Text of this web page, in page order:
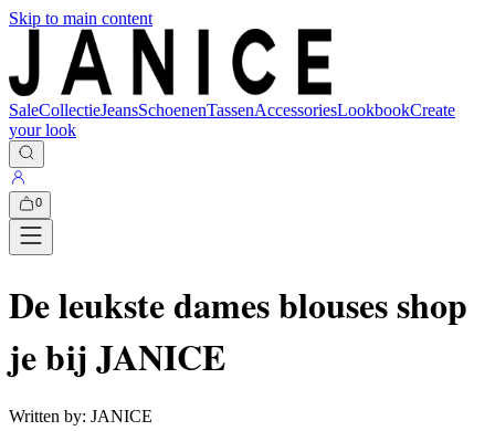
Skip to main content
SaleCollectieJeansSchoenenTassenAccessoriesLookbookCreate
your look
0
De leukste dames blouses shop
je bij JANICE
Written by: JANICE